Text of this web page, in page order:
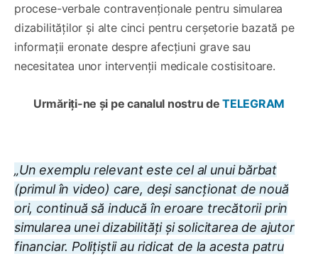
procese-verbale contravenționale pentru simularea
dizabilităților și alte cinci pentru cerșetorie bazată pe
informații eronate despre afecțiuni grave sau
necesitatea unor intervenții medicale costisitoare.
Urmăriți-ne și pe canalul nostru deTELEGRAM
„Un exemplu relevant este cel al unui bărbat
(primul în video) care, deși sancționat de nouă
ori, continuă să inducă în eroare trecătorii prin
simularea unei dizabilități și solicitarea de ajutor
financiar. Polițiștii au ridicat de la acesta patru